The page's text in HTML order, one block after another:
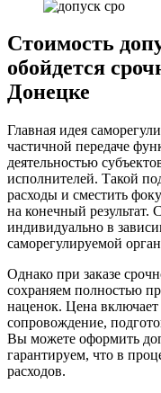
Стоимость
обойдется
Донецке
Главная идея
частичной передаче
деятельностью
исполнителей. Такой
расходы и сместить
на конечный
индивидуально в
саморегулируемой
Однако при заказе
сохраняем полностью
наценок. Цена
сопровождение,
Вы можете оформить
гарантируем, что в
расходов.